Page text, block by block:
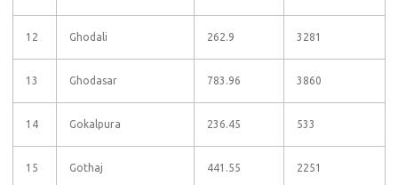
12 Ghodali 262.9 3281
13 Ghodasar 783.96 3860
14 Gokalpura 236.45 533
15 Gothaj 441.55 2251